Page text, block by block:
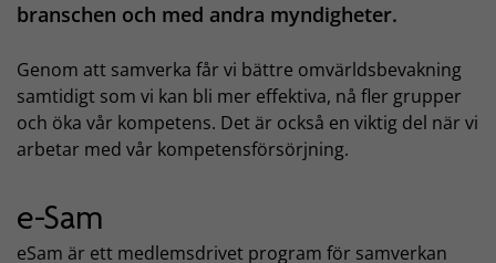
branschen och med andra myndigheter.
Genom att samverka får vi bättre omvärldsbevakning
samtidigt som vi kan bli mer effektiva, nå fler grupper
och öka vår kompetens. Det är också en viktig del när vi
arbetar med vår kompetensförsörjning.
e-Sam
eSam är ett medlemsdrivet program för samverkan